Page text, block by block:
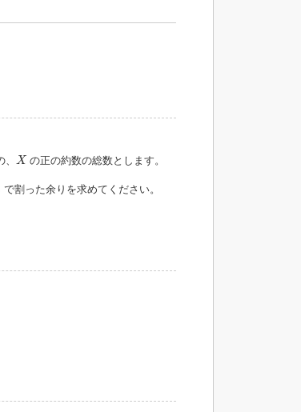
X
X の正の約数の総数とします。
で割った余りを求めてください。